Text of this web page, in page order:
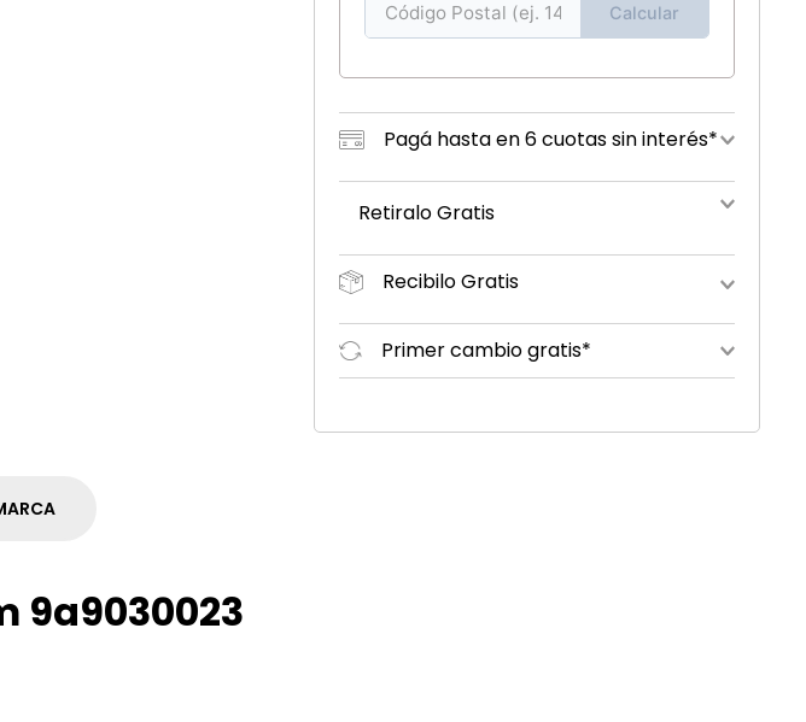
Calcular
Pagá hasta en 6 cuotas sin interés*
Retiralo Gratis
Recibilo Gratis
Primer cambio gratis*
9a9030023